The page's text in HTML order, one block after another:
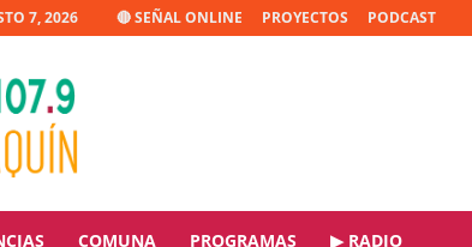
7, 2026 🔴 SEÑAL ONLINE PROYECTOS PODCAST
COMUNA PROGRAMAS ▶ RADIO